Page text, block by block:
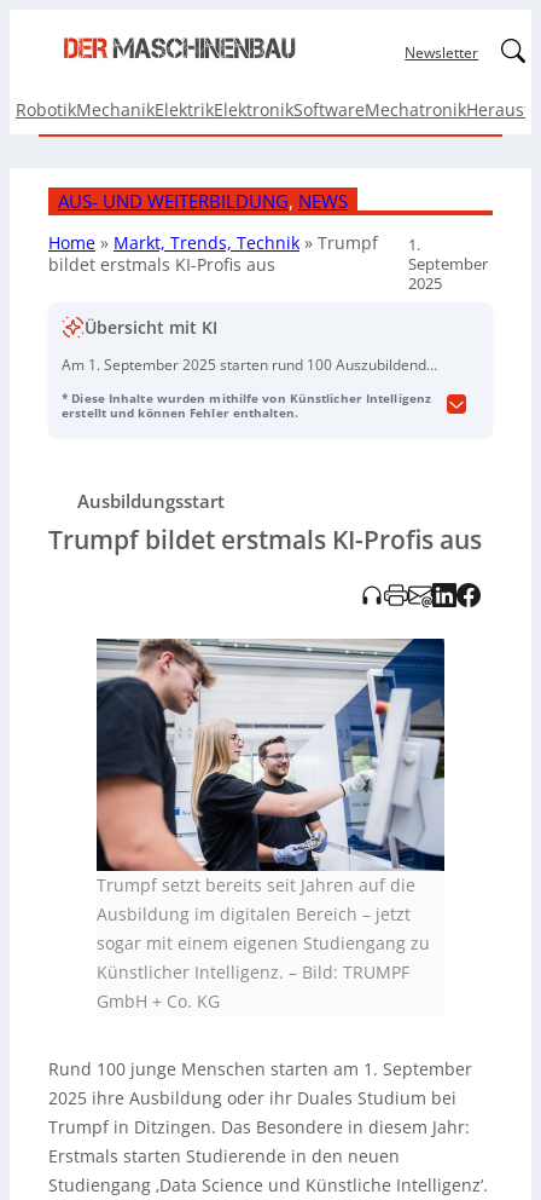
Newsletter
RobotikMechanikElektrikElektronikSoftwareMechatronik
AUS- UND WEITERBILDUNG, NEWS
Home » Markt, Trends, Technik » Trumpf
bildet erstmals KI-Profis aus
1.
September
2025
Übersicht mit KI
Am 1. September 2025 starten rund 100 Auszubildende
Erstmals werden drei Studierende im Studiengang Data
Technologien sollen sie den Einsatz von KI bei Trumpf
vorantreiben. Laut Jens Ottnath, Leiter der globalen
Ausbildung, ist der Umgang mit KI entscheidend für die
digitale und IT-Ausbildung und erweiterte 2023 sein
Einrichtungen inklusive einer Smart Factory.
* Diese Inhalte wurden mithilfe von Künstlicher Intelligenz
erstellt und können Fehler enthalten.
Ausbildungsstart
Trumpf bildet erstmals KI-Profis aus
Trumpf setzt bereits seit Jahren auf die
Ausbildung im digitalen Bereich – jetzt
sogar mit einem eigenen Studiengang zu
Künstlicher Intelligenz. – Bild: TRUMPF
GmbH + Co. KG
Rund 100 junge Menschen starten am 1. September
2025 ihre Ausbildung oder ihr Duales Studium bei
Trumpf in Ditzingen. Das Besondere in diesem Jahr:
Erstmals starten Studierende in den neuen
Studiengang ‚Data Science und Künstliche Intelligenz‘.